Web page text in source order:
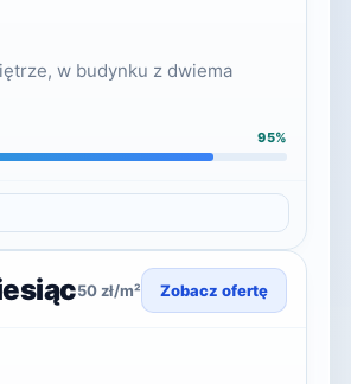
w budynku z dwiema
95%
50 zł/m² Zobacz ofertę